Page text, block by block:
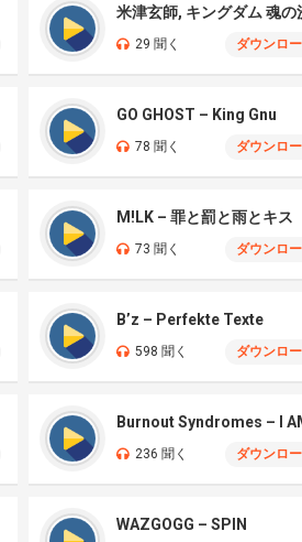
29 聞く ダウンロ
GO GHOST – King Gnu
78 聞く ダウンロ
M!LK – 罪と罰と雨とキス
73 聞く ダウンロ
B’z – Perfekte Texte
598 聞く ダウンロ
236 聞く ダウンロ
WAZGOGG – SPIN